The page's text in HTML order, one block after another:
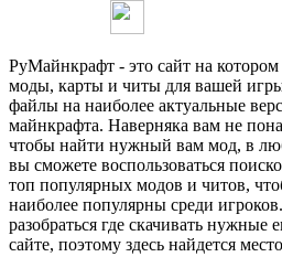
РуМайнкрафт - это сайт на
моды, карты и читы для вашей
файлы на наиболее актуальные
майнкрафта. Наверняка вам не
чтобы найти нужный вам мод, в
вы сможете воспользоваться
топ популярных модов и читов,
наиболее популярны среди
разобраться где скачивать
сайте, поэтому здесь найдется